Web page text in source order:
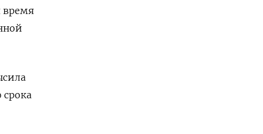
время